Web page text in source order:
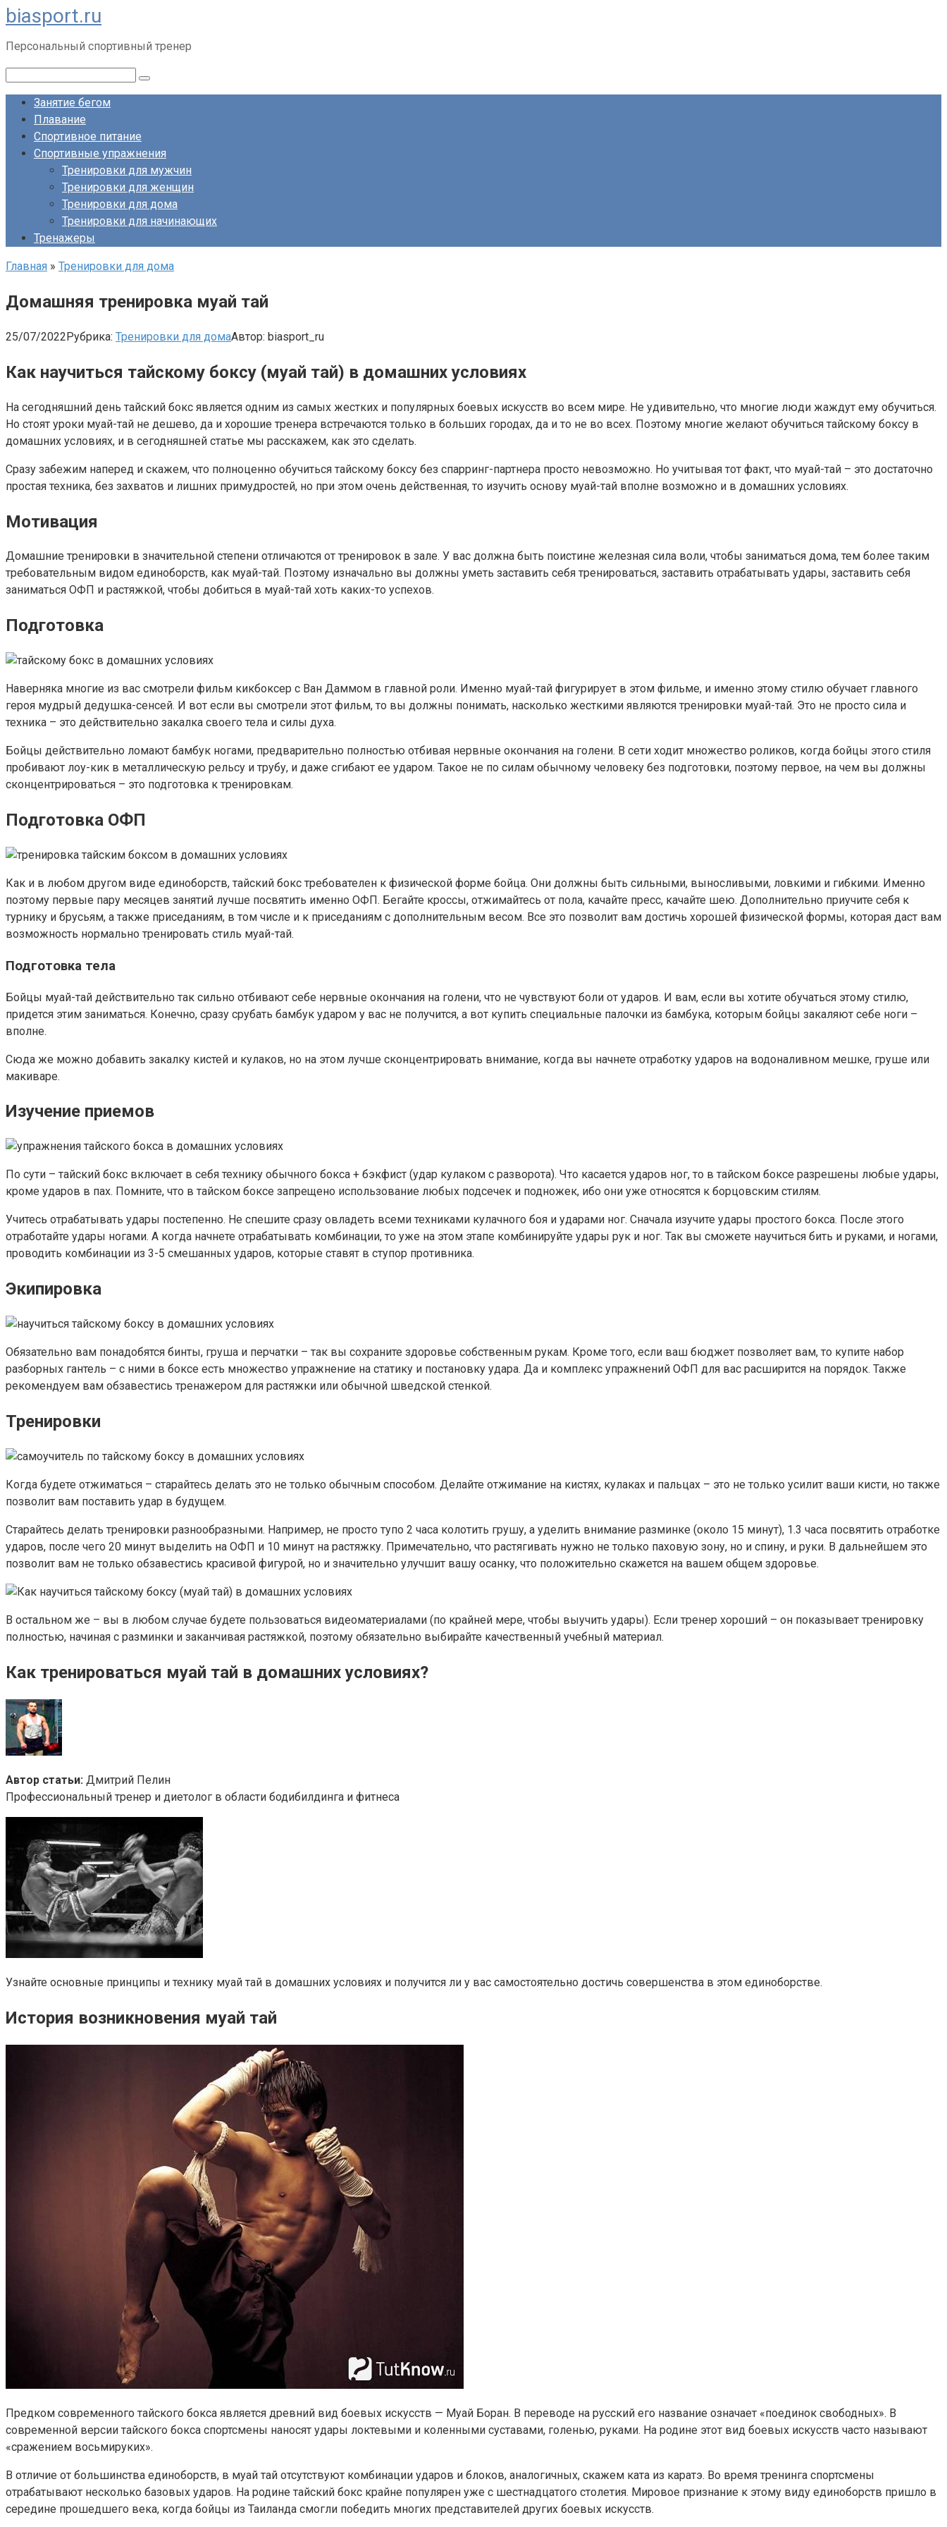
Перейти
к
контенту
biasport.ru
Персональный спортивный тренер
Занятие бегом
Плавание
Спортивное питание
Спортивные упражнения
Тренировки для мужчин
Тренировки для женщин
Тренировки для дома
Тренировки для начинающих
Тренажеры
Главная » Тренировки для дома
Домашняя тренировка муай тай
25/07/2022Рубрика: Тренировки для домаАвтор: biasport_ru
Как научиться тайскому боксу (муай тай) в домашних условиях
На сегодняшний день тайский бокс является одним из самых жестких и популярных боевых искусств во всем мире. Не удивительно, что многие люди жаждут ему обучиться.
Но стоят уроки муай-тай не дешево, да и хорошие тренера встречаются только в больших городах, да и то не во всех. Поэтому многие желают обучиться тайскому боксу в
домашних условиях, и в сегодняшней статье мы расскажем, как это сделать.
Сразу забежим наперед и скажем, что полноценно обучиться тайскому боксу без спарринг-партнера просто невозможно. Но учитывая тот факт, что муай-тай – это достаточно
простая техника, без захватов и лишних примудростей, но при этом очень действенная, то изучить основу муай-тай вполне возможно и в домашних условиях.
Мотивация
Домашние тренировки в значительной степени отличаются от тренировок в зале. У вас должна быть поистине железная сила воли, чтобы заниматься дома, тем более таким
требовательным видом единоборств, как муай-тай. Поэтому изначально вы должны уметь заставить себя тренироваться, заставить отрабатывать удары, заставить себя
заниматься ОФП и растяжкой, чтобы добиться в муай-тай хоть каких-то успехов.
Подготовка
Наверняка многие из вас смотрели фильм кикбоксер с Ван Даммом в главной роли. Именно муай-тай фигурирует в этом фильме, и именно этому стилю обучает главного
героя мудрый дедушка-сенсей. И вот если вы смотрели этот фильм, то вы должны понимать, насколько жесткими являются тренировки муай-тай. Это не просто сила и
техника – это действительно закалка своего тела и силы духа.
Бойцы действительно ломают бамбук ногами, предварительно полностью отбивая нервные окончания на голени. В сети ходит множество роликов, когда бойцы этого стиля
пробивают лоу-кик в металлическую рельсу и трубу, и даже сгибают ее ударом. Такое не по силам обычному человеку без подготовки, поэтому первое, на чем вы должны
сконцентрироваться – это подготовка к тренировкам.
Подготовка ОФП
Как и в любом другом виде единоборств, тайский бокс требователен к физической форме бойца. Они должны быть сильными, выносливыми, ловкими и гибкими. Именно
поэтому первые пару месяцев занятий лучше посвятить именно ОФП. Бегайте кроссы, отжимайтесь от пола, качайте пресс, качайте шею. Дополнительно приучите себя к
турнику и брусьям, а также приседаниям, в том числе и к приседаниям с дополнительным весом. Все это позволит вам достичь хорошей физической формы, которая даст вам
возможность нормально тренировать стиль муай-тай.
Подготовка тела
Бойцы муай-тай действительно так сильно отбивают себе нервные окончания на голени, что не чувствуют боли от ударов. И вам, если вы хотите обучаться этому стилю,
придется этим заниматься. Конечно, сразу срубать бамбук ударом у вас не получится, а вот купить специальные палочки из бамбука, которым бойцы закаляют себе ноги –
вполне.
Сюда же можно добавить закалку кистей и кулаков, но на этом лучше сконцентрировать внимание, когда вы начнете отработку ударов на водоналивном мешке, груше или
макиваре.
Изучение приемов
По сути – тайский бокс включает в себя технику обычного бокса + бэкфист (удар кулаком с разворота). Что касается ударов ног, то в тайском боксе разрешены любые удары,
кроме ударов в пах. Помните, что в тайском боксе запрещено использование любых подсечек и подножек, ибо они уже относятся к борцовским стилям.
Учитесь отрабатывать удары постепенно. Не спешите сразу овладеть всеми техниками кулачного боя и ударами ног. Сначала изучите удары простого бокса. После этого
отработайте удары ногами. А когда начнете отрабатывать комбинации, то уже на этом этапе комбинируйте удары рук и ног. Так вы сможете научиться бить и руками, и ногами,
проводить комбинации из 3-5 смешанных ударов, которые ставят в ступор противника.
Экипировка
Обязательно вам понадобятся бинты, груша и перчатки – так вы сохраните здоровье собственным рукам. Кроме того, если ваш бюджет позволяет вам, то купите набор
разборных гантель – с ними в боксе есть множество упражнение на статику и постановку удара. Да и комплекс упражнений ОФП для вас расширится на порядок. Также
рекомендуем вам обзавестись тренажером для растяжки или обычной шведской стенкой.
Тренировки
Когда будете отжиматься – старайтесь делать это не только обычным способом. Делайте отжимание на кистях, кулаках и пальцах – это не только усилит ваши кисти, но также
позволит вам поставить удар в будущем.
Старайтесь делать тренировки разнообразными. Например, не просто тупо 2 часа колотить грушу, а уделить внимание разминке (около 15 минут), 1.3 часа посвятить отработке
ударов, после чего 20 минут выделить на ОФП и 10 минут на растяжку. Примечательно, что растягивать нужно не только паховую зону, но и спину, и руки. В дальнейшем это
позволит вам не только обзавестись красивой фигурой, но и значительно улучшит вашу осанку, что положительно скажется на вашем общем здоровье.
В остальном же – вы в любом случае будете пользоваться видеоматериалами (по крайней мере, чтобы выучить удары). Если тренер хороший – он показывает тренировку
полностью, начиная с разминки и заканчивая растяжкой, поэтому обязательно выбирайте качественный учебный материал.
Как тренироваться муай тай в домашних условиях?
Автор статьи: Дмитрий Пелин
Профессиональный тренер и диетолог в области бодибилдинга и фитнеса
Узнайте основные принципы и технику муай тай в домашних условиях и получится ли у вас самостоятельно достичь совершенства в этом единоборстве.
История возникновения муай тай
Предком современного тайского бокса является древний вид боевых искусств — Муай Боран. В переводе на русский его название означает «поединок свободных». В
современной версии тайского бокса спортсмены наносят удары локтевыми и коленными суставами, голенью, руками. На родине этот вид боевых искусств часто называют
«сражением восьмируких».
В отличие от большинства единоборств, в муай тай отсутствуют комбинации ударов и блоков, аналогичных, скажем ката из каратэ. Во время тренинга спортсмены
отрабатывают несколько базовых ударов. На родине тайский бокс крайне популярен уже с шестнадцатого столетия. Мировое признание к этому виду единоборств пришло в
середине прошедшего века, когда бойцы из Таиланда смогли победить многих представителей других боевых искусств.